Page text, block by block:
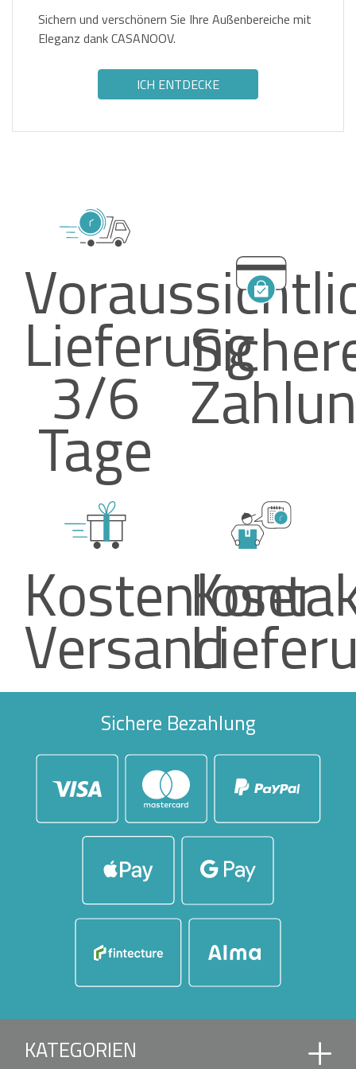
Sichern und verschönern Sie Ihre Außenbereiche mit
Eleganz dank CASANOOV.
ICH ENTDECKE
Lieferung
3/6
Tage
Kostenloser
Versand
Sichere Bezahlung
KATEGORIEN